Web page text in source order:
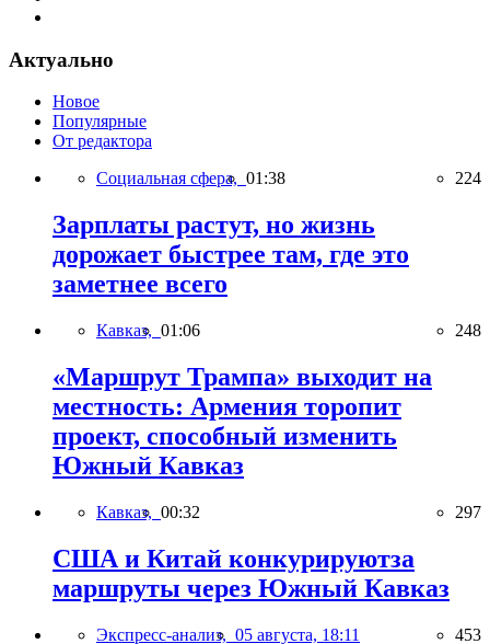
Актуально
Новое
Популярные
От редактора
Социальная сфера, 01:38 224
Зарплаты растут, но жизнь
дорожает быстрее там, где это
заметнее всего
Кавказ, 01:06 248
«Маршрут Трампа» выходит на
местность: Армения торопит
проект, способный изменить
Южный Кавказ
Кавказ, 00:32 297
США и Китай конкурируютза
маршруты через Южный Кавказ
Экспресс-анализ, 05 августа, 18:11 453